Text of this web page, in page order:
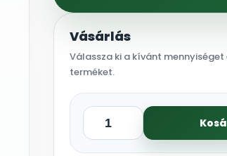
Vásárlás
Válassza ki a kívánt
terméket.
Truper